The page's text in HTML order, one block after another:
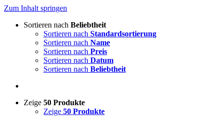
Zum Inhalt springen
Sortieren nach Beliebtheit
Sortieren nach Standardsortierung
Sortieren nach Name
Sortieren nach Preis
Sortieren nach Datum
Sortieren nach Beliebtheit
Zeige 50 Produkte
Zeige 50 Produkte